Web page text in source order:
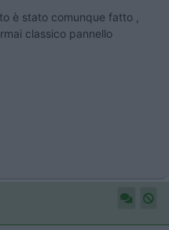
è stato comunque fatto ,
classico pannello